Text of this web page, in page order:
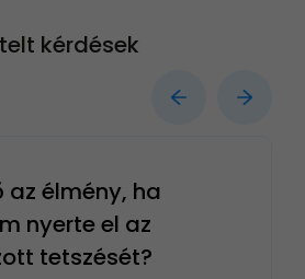
kérdések
az élmény, ha
nyerte el az
tetszését?